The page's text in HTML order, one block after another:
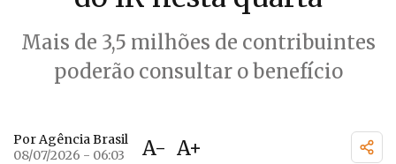
Mais de 3,5 milhões de contribuintes
poderão consultar o benefício
Por Agência Brasil
08/07/2026 - 06:03
A- A+